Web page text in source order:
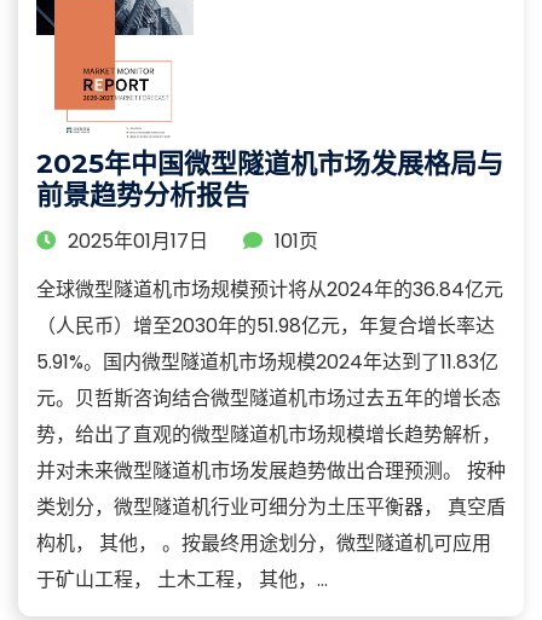
2025年中国微型隧道机市场发展格局与
前景趋势分析报告
2025年01月17日
101页
全球微型隧道机市场规模预计将从2024年的36.84亿元
（人民币）增至2030年的51.98亿元，年复合增长率达
5.91%。国内微型隧道机市场规模2024年达到了11.83亿
元。贝哲斯咨询结合微型隧道机市场过去五年的增长态
势，给出了直观的微型隧道机市场规模增长趋势解析，
并对未来微型隧道机市场发展趋势做出合理预测。 按种
类划分，微型隧道机行业可细分为土压平衡器， 真空盾
构机， 其他， 。按最终用途划分，微型隧道机可应用
于矿山工程， 土木工程， 其他，...